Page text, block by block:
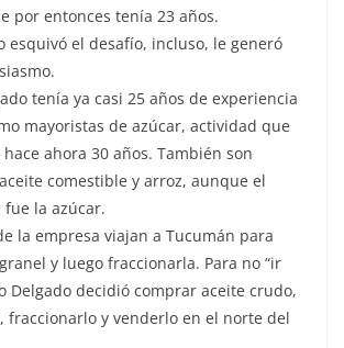
por entonces tenía 23 años.
esquivó el desafío, incluso, le generó
tenía ya casi 25 años de experiencia
mayoristas de azúcar, actividad que
ahora 30 años. También son
comestible y arroz, aunque el
la azúcar.
la empresa viajan a Tucumán para
y luego fraccionarla. Para no “ir
Delgado decidió comprar aceite crudo,
fraccionarlo y venderlo en el norte del